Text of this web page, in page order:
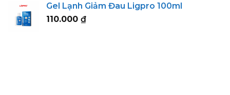
123.000 ₫
Gel Lạnh Giảm Đau Ligpro 100ml
110.000 ₫